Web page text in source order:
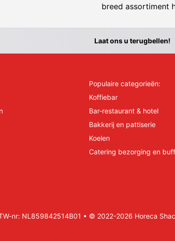
breed assortiment
Laat ons u terugbellen!
Populaire categorieën:
Koffiebar
Bar-restaurant & hotel
Bakkerij en pattiserie
Koelen
Catering bezorging en
nr: NL859842514B01 • © 2022-2026 Horeca